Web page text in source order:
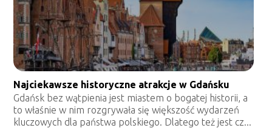
Najciekawsze historyczne atrakcje w Gdańsku
Gdańsk bez wątpienia jest miastem o bogatej historii, a
to właśnie w nim rozgrywała się większość wydarzeń
kluczowych dla państwa polskiego. Dlatego też jest cz...